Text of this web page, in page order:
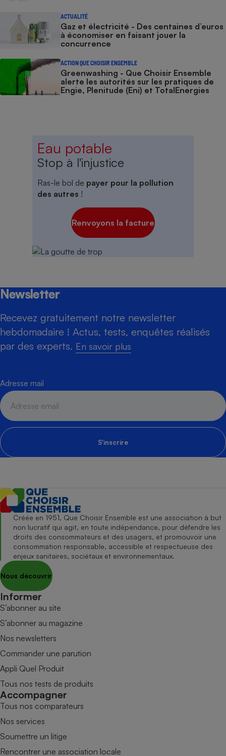
ACTUALITÉ
Gaz et électricité - Des centaines d’euros
à économiser en faisant jouer la
concurrence
ACTION QUE CHOISIR ENSEMBLE
Greenwashing - Que Choisir Ensemble
alerte les autorités sur les pratiques de
Engie, Plenitude (Eni) et TotalEnergies
Eau potable
Stop à l'injustice
Ras-le bol de payer pour la pollution
des autres !
Renvoyons la facture
Newsletter
Recevez gratuitement notre newsletter
hebdomadaire ! Actus, tests, enquêtes réalisés
par des experts. En savoir plus
Adresse mail
S'inscrire
Créée en 1951, Que Choisir Ensemble est une association à but
non lucratif qui agit, en toute indépendance, pour défendre les
droits des consommateurs et des usagers, et promouvoir une
consommation responsable, accessible et respectueuse des
enjeux sanitaires, sociétaux et environnementaux.
Nous découvrir
Informer
S’abonner au site
S’abonner au magazine
Nos newsletters
Commander une parution
Appli Quel Produit
Tous nos tests de produits
Accompagner
Tous nos comparateurs
Nos services
Soumettre un litige
Rencontrer une association locale